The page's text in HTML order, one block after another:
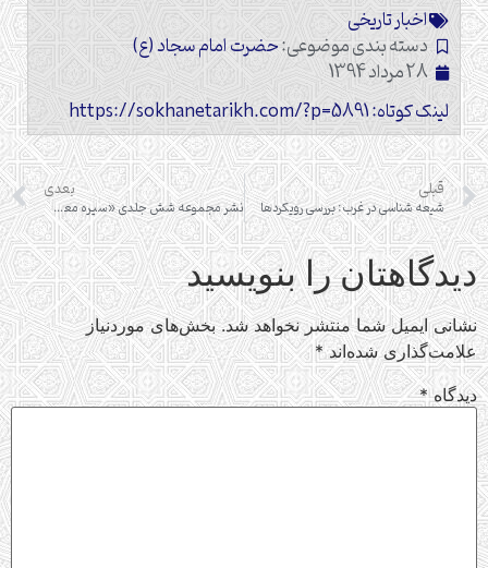
اخبار تاریخی
دسته بندی موضوعی:حضرت امام سجاد (ع)
28 مرداد 1394
لینک کوتاه: https://sokhanetarikh.com/?p=5891
قبلی
شیعه شناسی در غرب: بررسی رویکردها
بعدی
نشر مجموعه شش جلدی «سیره معصومان(ع)»
دیدگاهتان را بنویسید
نشانی ایمیل شما منتشر نخواهد شد. بخش‌های موردنیاز
علامت‌گذاری شده‌اند*
دیدگاه*